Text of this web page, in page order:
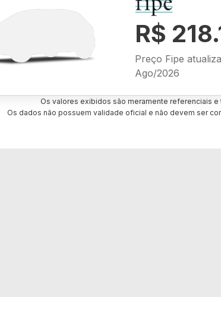
R$
Preço Fipe
Ago/2026
Os valores exibidos são meramente referenciais
Os dados não possuem validade oficial e não devem ser